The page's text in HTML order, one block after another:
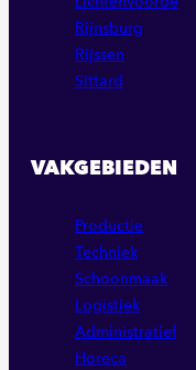
Rijnsburg
Rijssen
Sittard
VAKGEBIEDEN
Productie
Techniek
Schoonmaak
Logistiek
Administratief
Horeca